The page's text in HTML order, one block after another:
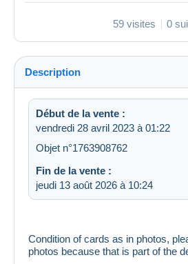
59 visites 0
Description
Début de la vente :
vendredi 28 avril 2023 à 01:22
Objet n°1763908762
Fin de la vente :
jeudi 13 août 2026 à 10:24
Condition of cards as in photos,
photos because that is part of the